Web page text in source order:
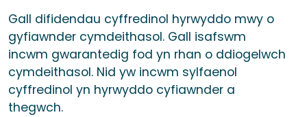
Gall difidendau cyffredinol hyrwyddo mwy o
gyfiawnder cymdeithasol. Gall isafswm
incwm gwarantedig fod yn rhan o ddiogelwch
cymdeithasol. Nid yw incwm sylfaenol
cyffredinol yn hyrwyddo cyfiawnder a
thegwch.